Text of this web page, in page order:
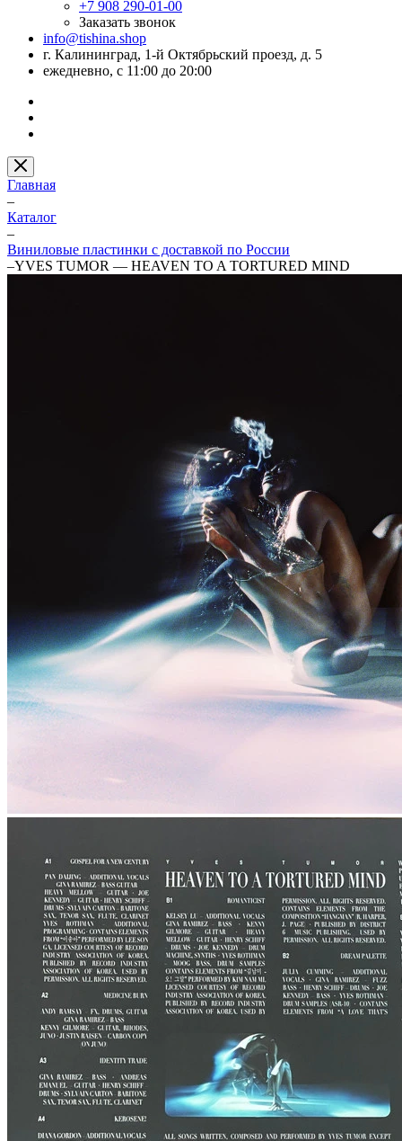
+7 908 290-01-00
Заказать звонок
info@tishina.shop
г. Калининград, 1-й Октябрьский проезд, д. 5
ежедневно, с 11:00 до 20:00
Главная
–
Каталог
–
Виниловые пластинки с доставкой по России
–YVES TUMOR — HEAVEN TO A TORTURED MIND